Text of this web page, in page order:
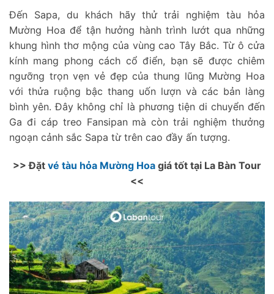
Đến Sapa, du khách hãy thử trải nghiệm tàu hỏa
Mường Hoa để tận hưởng hành trình lướt qua những
khung hình thơ mộng của vùng cao Tây Bắc. Từ ô cửa
kính mang phong cách cổ điển, bạn sẽ được chiêm
ngưỡng trọn vẹn vẻ đẹp của thung lũng Mường Hoa
với thửa ruộng bậc thang uốn lượn và các bản làng
bình yên. Đây không chỉ là phương tiện di chuyển đến
Ga đi cáp treo Fansipan mà còn trải nghiệm thưởng
ngoạn cảnh sắc Sapa từ trên cao đầy ấn tượng.
>> Đặt vé tàu hỏa Mường Hoa giá tốt tại La Bàn Tour
<<